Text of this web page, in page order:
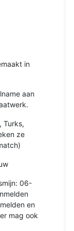
in
aan
Turks,
ze
06-
en
mag ook